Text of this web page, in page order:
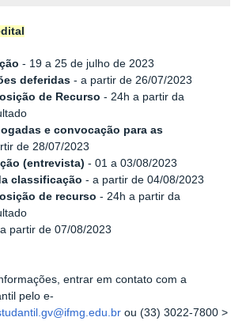
- 19 a 25 de julho de 2023
deferidas - a partir de 26/07/2023
de Recurso - 24h a partir da
e convocação para as
de 28/07/2023
(entrevista) - 01 a 03/08/2023
classificação - a partir de 04/08/2023
de recurso - 24h a partir da
partir de 07/08/2023
entrar em contato com a
pelo e-
ou (33) 3022-7800 >